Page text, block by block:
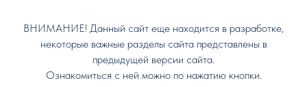
ВНИМАНИЕ! Данный сайт еще находится в разработке,
некоторые важные разделы сайта представлены в
предыдущей версии сайта.
Ознакомиться с ней можно по нажатию кнопки.